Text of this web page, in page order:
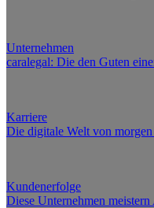
Unternehmen
caralegal: Die den Guten
Karriere
Die digitale Welt von
Kundenerfolge
Diese Unternehmen